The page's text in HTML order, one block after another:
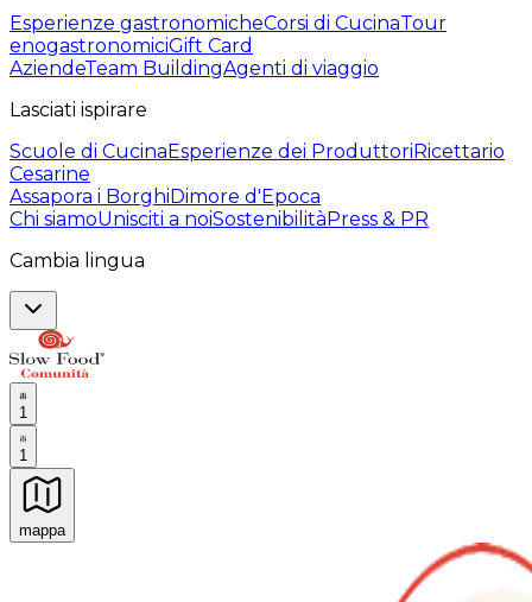
Esperienze gastronomicheCorsi di CucinaTour
enogastronomiciGift Card
AziendeTeam BuildingAgenti di viaggio
Lasciati ispirare
Scuole di CucinaEsperienze dei ProduttoriRicettario
Cesarine
Assapora i BorghiDimore d'Epoca
Chi siamoUnisciti a noiSostenibilitàPress & PR
Cambia lingua
1
1
mappa
Esperienze culinarie indimenticabili: Esperienze